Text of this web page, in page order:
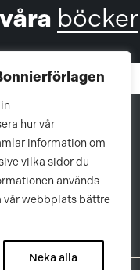
hur vår
information om
vilka sidor du
används
vår webbplats bättre
Neka alla
böcker